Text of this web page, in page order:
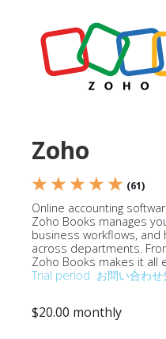
Zoho
★ ★ ★ ★ ★ (61)
Online accounting
Zoho Books manages
business workflows, and
across departments.
Zoho Books makes it all
Trial period お問い合わせ
$20.00 monthly